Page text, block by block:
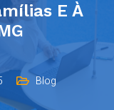
E À
Blog